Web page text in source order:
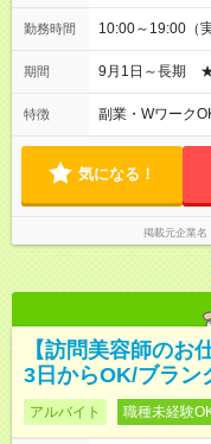
勤務時間 10:00～19:00（
期間 9月1日～長期 ★
特徴 副業・Wワーク
気になる！
掲載元企業名
【訪問美容師のお
3日からOK/ブラン
アルバイト 職種未経験